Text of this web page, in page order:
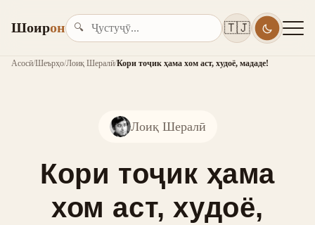
Шоирон 🔍 🇹🇯
Асосӣ/Шеърҳо/Лоиқ Шералӣ/Кори тоҷик ҳама хом аст, худоё, мададе!
Лоиқ Шералӣ
Кори тоҷик ҳама
хом аст, худоё,